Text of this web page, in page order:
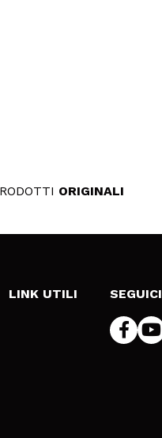
ORIGINALI
LINK UTILI SEGUICI